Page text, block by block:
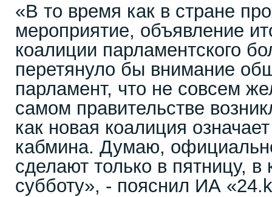
«В то время как в стране
мероприятие, объявление
коалиции парламентского
перетянуло бы внимание
парламент, что не совсем
самом правительстве
как новая коалиция
кабмина. Думаю,
сделают только в пятницу, в
субботу», - пояснил ИА